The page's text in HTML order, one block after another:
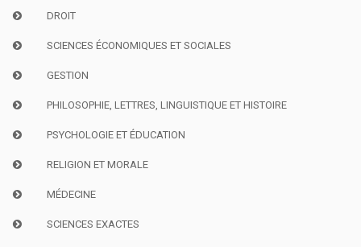
DROIT
SCIENCES ÉCONOMIQUES ET SOCIALES
GESTION
PHILOSOPHIE, LETTRES, LINGUISTIQUE ET HISTOIRE
PSYCHOLOGIE ET ÉDUCATION
RELIGION ET MORALE
MÉDECINE
SCIENCES EXACTES